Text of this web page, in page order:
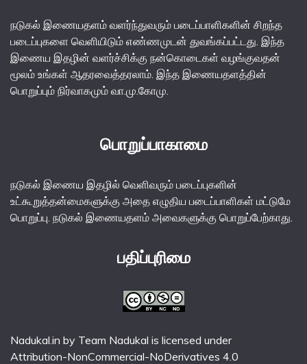
நடுகல் இணையதளம் வளர்ந்துவரும் படைப்பாளிகளின் சிறந்த
படைப்புகளை வெளியிடும் எண்ணமுடன் துவங்கப்பட்டது. இந்த
இணைய இதழின் வளர்ச்சிக்கு நன்கொடைகள் வழங்குவதன்
மூலம் உங்கள் ஆதரவைத்தரலாம். இந்த இணையதளத்தின்
பொறுப்பும் நிர்வாகமும் வா.மு.கோமு.
பொறுப்பாகாமை
நடுகல் இணைய இதழில் வெளிவரும் படைப்புகளின்
உட்கூறுத்தன்மைகளுக்கு அதை எழுதிய படைப்பாளிகள் மட்டுமே
பொறுப்பு. நடுகல் இணையதளம் அவைகளுக்கு பொறுப்பேற்காது.
பதிப்புரிமை
Nadukal.in by Team Nadukal is licensed under
Attribution-NonCommercial-NoDerivatives 4.0